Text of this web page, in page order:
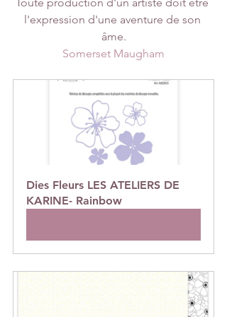
l'expression d'une aventure de son
âme.
Somerset Maugham
Dies Fleurs LES ATELIERS DE
KARINE- Rainbow